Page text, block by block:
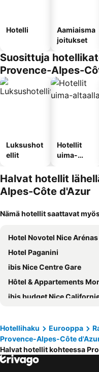
Hotelli
Aamiaisma
joitukset
Suosittuja
Provence-Alpes-
Luksushot
ellit
Hotellit
uima-
Halvat hotellit
Alpes-Côte d'Azur
Nämä hotellit saattavat
Hotel Novotel Nice Arénas
Hotel Paganini
ibis Nice Centre Gare
Hôtel & Appartements
ibis budget Nice Californie
Mercure Nice Centre
Best Western Premier Hotel
Albert 1er
Hotellihaku Eurooppa
Provence-Alpes-Côte
Halvat hotellit kohteessa